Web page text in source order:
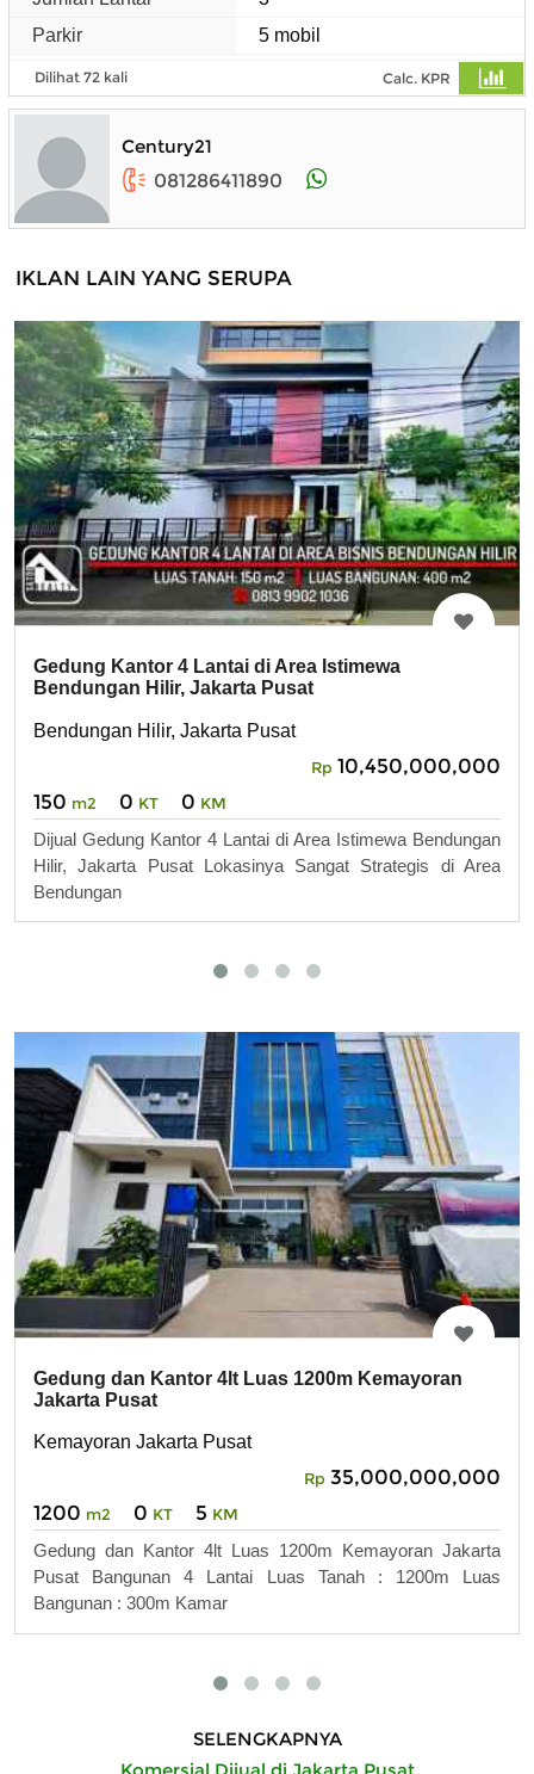
Parkir
5 mobil
Dilihat 72 kali Calc. KPR
Century21
081286411890
IKLAN LAIN YANG SERUPA
Gedung Kantor 4 Lantai di Area Istimewa
Bendungan Hilir, Jakarta Pusat
Bendungan Hilir, Jakarta Pusat
Rp 10,450,000,000
150 m2 0 KT 0 KM
Dijual Gedung Kantor 4 Lantai di Area Istimewa Bendungan
Hilir, Jakarta Pusat Lokasinya Sangat Strategis di Area
Bendungan
Gedung dan Kantor 4lt Luas 1200m Kemayoran
Jakarta Pusat
Kemayoran Jakarta Pusat
Rp 35,000,000,000
1200 m2 0 KT 5 KM
Gedung dan Kantor 4lt Luas 1200m Kemayoran Jakarta
Pusat Bangunan 4 Lantai Luas Tanah : 1200m Luas
Bangunan : 300m Kamar
SELENGKAPNYA
Komersial Dijual di Jakarta Pusat